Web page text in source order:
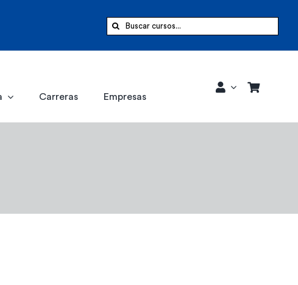
Buscar:
Carreras Empresas